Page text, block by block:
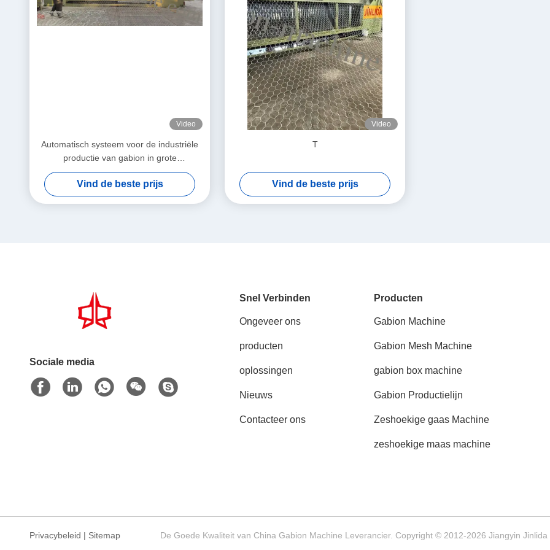
Video
Automatisch systeem voor de industriële
productie van gabion in grote
hoeveelheden
Vind de beste prijs
Video
T
Vind de beste prijs
Sociale media
Snel Verbinden
Ongeveer ons
producten
oplossingen
Nieuws
Contacteer ons
Producten
Gabion Machine
Gabion Mesh Machine
gabion box machine
Gabion Productielijn
Zeshoekige gaas Machine
zeshoekige maas machine
Privacybeleid | Sitemap De Goede Kwaliteit van China Gabion Machine Leverancier. Copyright © 2012-2026 Jiangyin